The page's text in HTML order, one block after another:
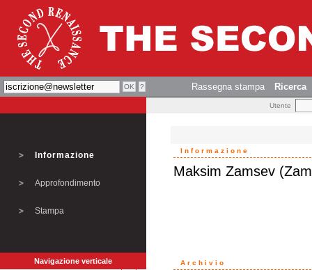
Rassegna stampa Ricerca
Utente
Informazione
Approfondimento
Stampa
Navigazione verticale
Informazione
Maksim Zamsev
Archivio